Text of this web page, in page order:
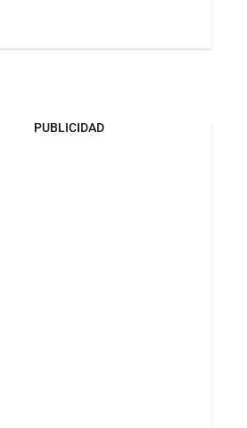
PUBLICIDAD